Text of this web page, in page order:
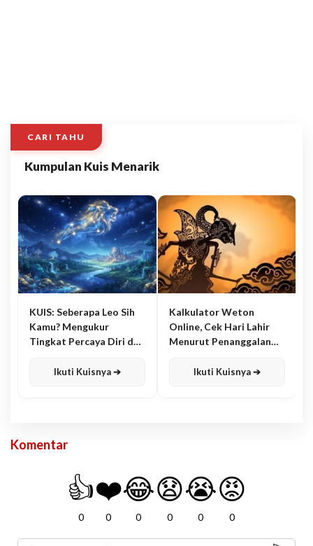
CARI TAHU
Kumpulan Kuis Menarik
KUIS: Seberapa Leo Sih
Kamu? Mengukur
Tingkat Percaya Diri dan
Ikuti Kuisnya ➔
Kalkulator Weton
Online, Cek Hari Lahir
Menurut Penanggalan
Ikuti Kuisnya ➔
Komentar
👍
0
❤️
0
😂
0
😧
0
😭
0
😡
0